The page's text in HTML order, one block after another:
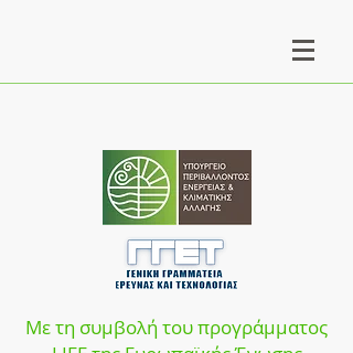
Με τη συμβολή του προγράμματος